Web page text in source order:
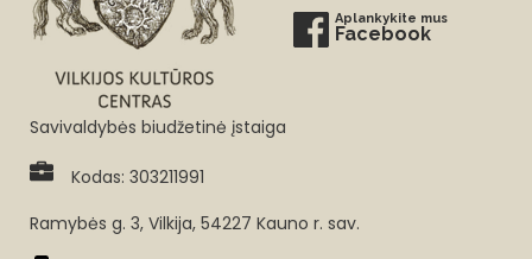
Aplankykite mus
Facebook
Savivaldybės biudžetinė įstaiga
Kodas: 303211991
Ramybės g. 3, Vilkija, 54227 Kauno r. sav.